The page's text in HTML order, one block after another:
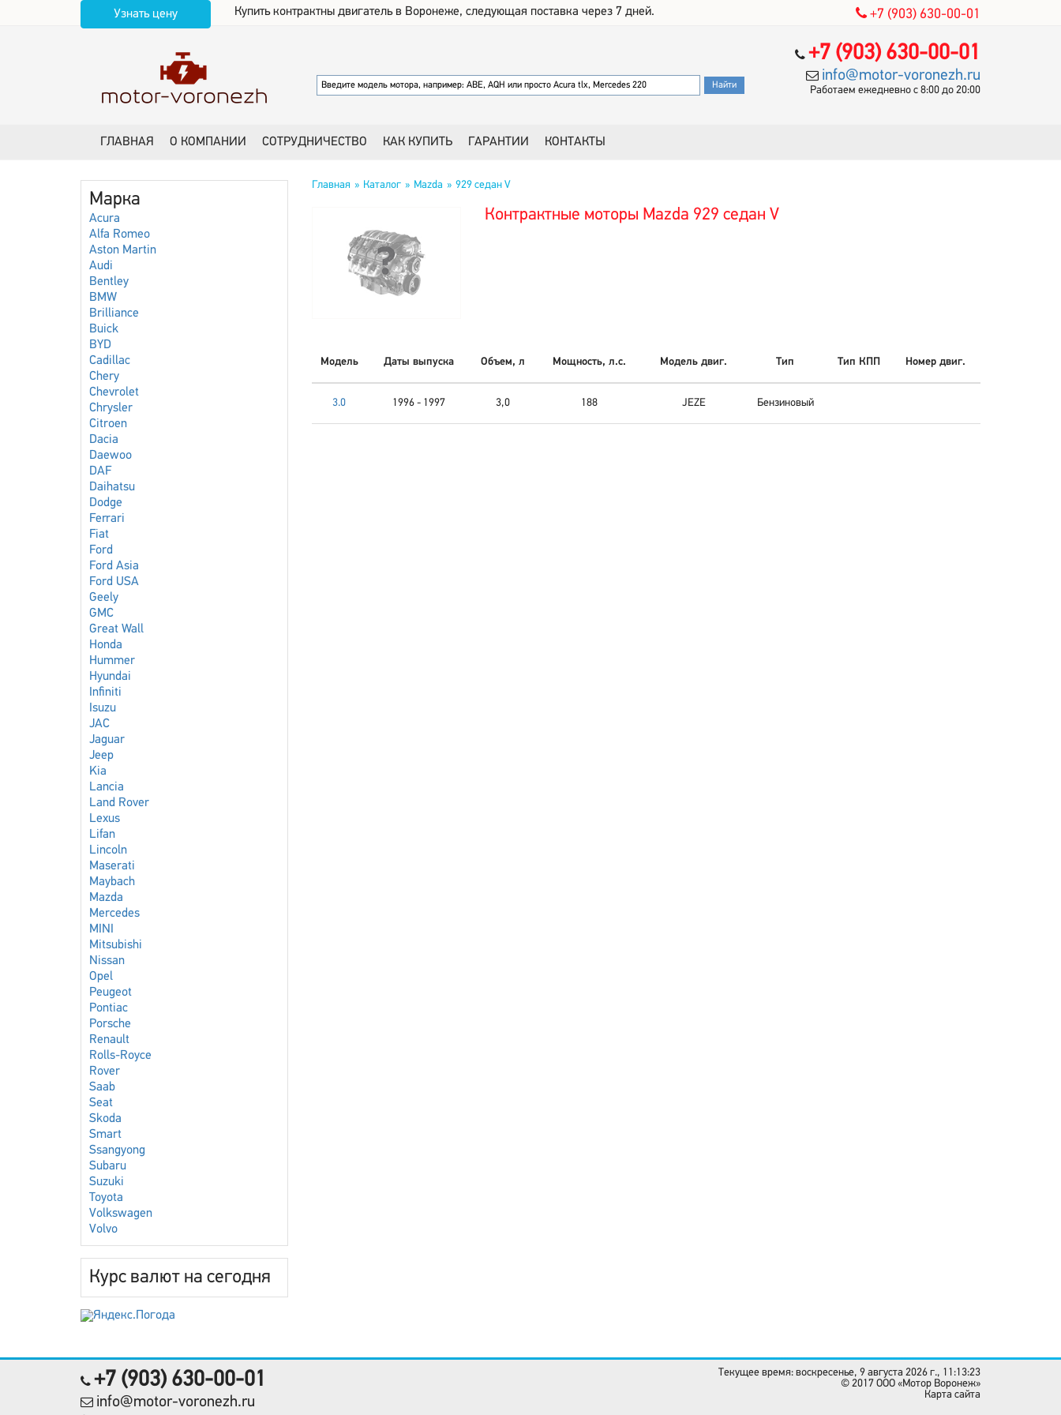
Узнать цену Купить контрактны двигатель в Воронеже, следующая поставка через 7 дней. +7 (903) 630-00-01
+7 (903) 630-00-01
info@motor-voronezh.ru
Работаем ежедневно с 8:00 до 20:00
ГЛАВНАЯ О КОМПАНИИ СОТРУДНИЧЕСТВО КАК КУПИТЬ ГАРАНТИИ КОНТАКТЫ
Марка
Acura
Alfa Romeo
Aston Martin
Audi
Bentley
BMW
Brilliance
Buick
BYD
Cadillac
Chery
Chevrolet
Chrysler
Citroen
Dacia
Daewoo
DAF
Daihatsu
Dodge
Ferrari
Fiat
Ford
Ford Asia
Ford USA
Geely
GMC
Great Wall
Honda
Hummer
Hyundai
Infiniti
Isuzu
JAC
Jaguar
Jeep
Kia
Lancia
Land Rover
Lexus
Lifan
Lincoln
Maserati
Maybach
Mazda
Mercedes
MINI
Mitsubishi
Nissan
Opel
Peugeot
Pontiac
Porsche
Renault
Rolls-Royce
Rover
Saab
Seat
Skoda
Smart
Ssangyong
Subaru
Suzuki
Toyota
Volkswagen
Volvo
Курс валют на сегодня
Главная Каталог Mazda 929 седан V
Контрактные моторы Mazda 929 седан V
Модель Даты выпуска Объем, л Мощность, л.с. Модель двиг. Тип Тип КПП Номер двиг.
3.0 1996 - 1997 3,0 188 JEZE Бензиновый
+7 (903) 630-00-01
info@motor-voronezh.ru
Текущее время: воскресенье, 9 августа 2026 г., 11:13:23
© 2017 OOO «Мотор Воронеж»
Карта сайта